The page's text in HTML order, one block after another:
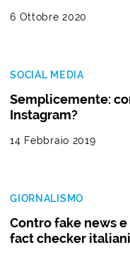
6 Ottobre 2020
SOCIAL MEDIA
Semplicemente:
Instagram?
14 Febbraio 2019
GIORNALISMO
Contro fake news
fact checker